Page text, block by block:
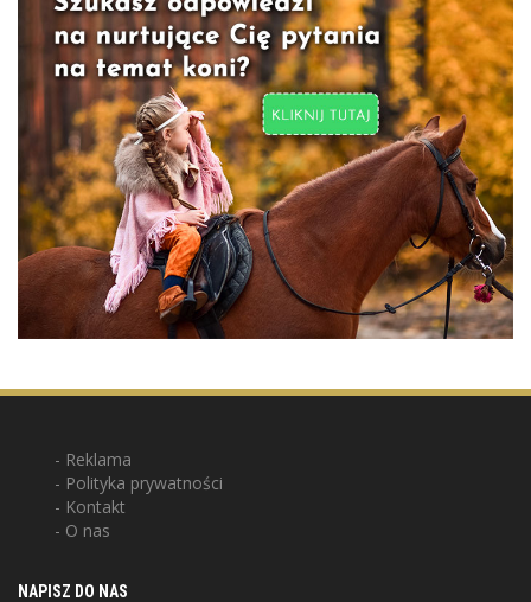
Reklama
Polityka prywatności
Kontakt
O nas
NAPISZ DO NAS